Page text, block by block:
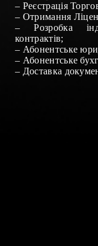
– Реєстрація
– Отримання
–Розробка
контрактів;
– Абонентське
– Абонентське
– Доставка